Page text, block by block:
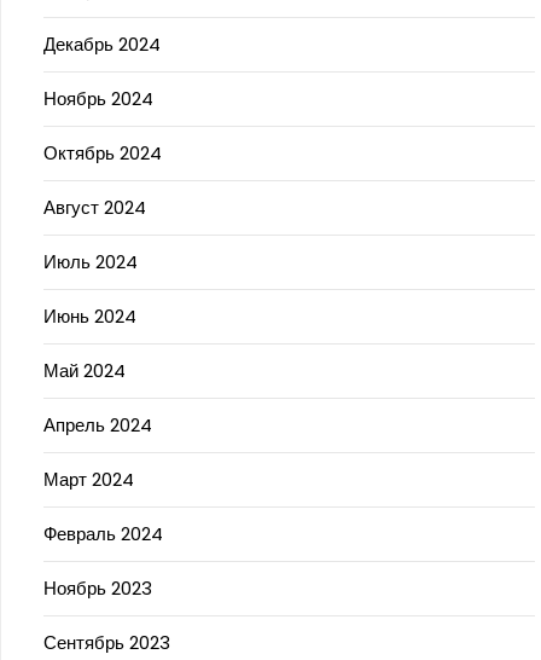
Декабрь 2024
Ноябрь 2024
Октябрь 2024
Август 2024
Июль 2024
Июнь 2024
Май 2024
Апрель 2024
Март 2024
Февраль 2024
Ноябрь 2023
Сентябрь 2023